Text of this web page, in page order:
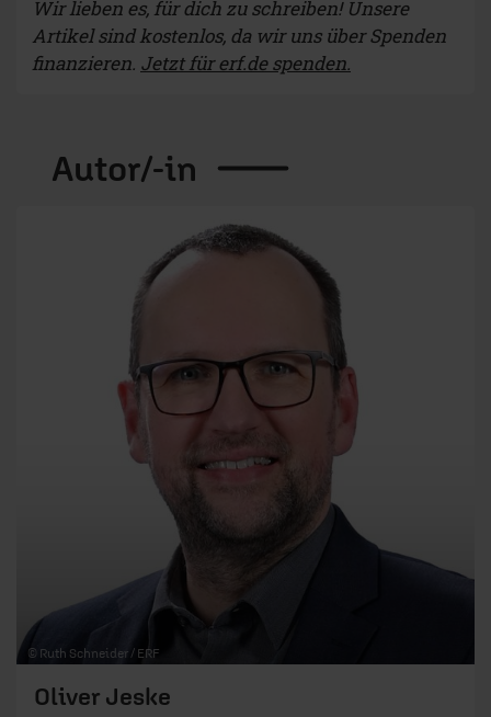
Wir lieben es, für dich zu schreiben! Unsere
Artikel sind kostenlos, da wir uns über Spenden
finanzieren. Jetzt für erf.de spenden.
Autor/-in
© Ruth Schneider / ERF
Oliver Jeske